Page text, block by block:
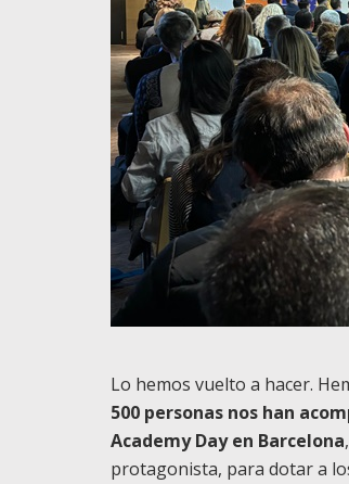
Lo hemos vuelto a hacer.
500 personas nos han
Academy Day en Barcelona
protagonista, para dotar a